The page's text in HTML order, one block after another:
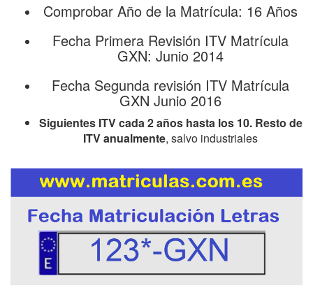
Comprobar Año de la Matrícula: 16 Años
Fecha Primera Revisión ITV Matrícula
GXN: Junio 2014
Fecha Segunda revisión ITV Matrícula
GXN Junio 2016
Siguientes ITV cada 2 años hasta los 10. Resto de
ITV anualmente, salvo industriales